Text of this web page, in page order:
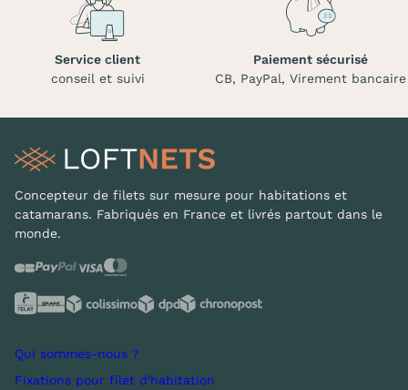
Service client
conseil et suivi
Paiement sécurisé
CB, PayPal, Virement bancaire
Concepteur de filets sur mesure pour habitations et
catamarans. Fabriqués en France et livrés partout dans le
monde.
Qui sommes-nous ?
Fixations pour filet d'habitation